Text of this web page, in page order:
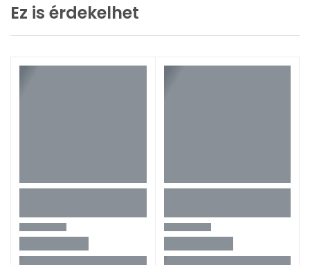
Ez is érdekelhet